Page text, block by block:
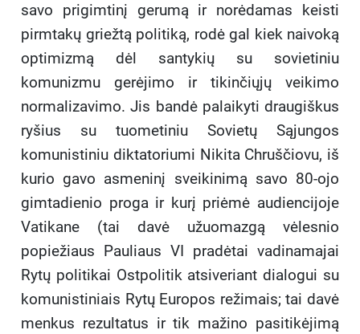
savo prigimtinį gerumą ir norėdamas keisti
pirmtakų griežtą politiką, rodė gal kiek naivoką
optimizmą dėl santykių su sovietiniu
komunizmu gerėjimo ir tikinčiųjų veikimo
normalizavimo. Jis bandė palaikyti draugiškus
ryšius su tuometiniu Sovietų Sąjungos
komunistiniu diktatoriumi Nikita Chruščiovu, iš
kurio gavo asmeninį sveikinimą savo 80-ojo
gimtadienio proga ir kurį priėmė audiencijoje
Vatikane (tai davė užuomazgą vėlesnio
popiežiaus Pauliaus VI pradėtai vadinamajai
Rytų politikai Ostpolitik atsiveriant dialogui su
komunistiniais Rytų Europos režimais; tai davė
menkus rezultatus ir tik mažino pasitikėjimą